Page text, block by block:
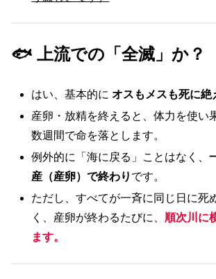
🐟 上流での「全滅」か？
はい、基本的にオスもメスも死に絶
産卵・放精を終えると、体力を使い
数週間で命を落とします。
例外的に「海に戻る」ことはなく、
産（産卵）で終わり です。
ただし、すべてが一斉に同じ日に死
く、産卵が終わるたびに、 順次川に
ます。